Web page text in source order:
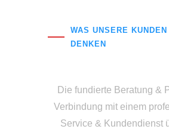
WAS UNSERE KUNDEN
DENKEN
Die fundierte Beratung &
Verbindung mit einem
Service & Kundendienst